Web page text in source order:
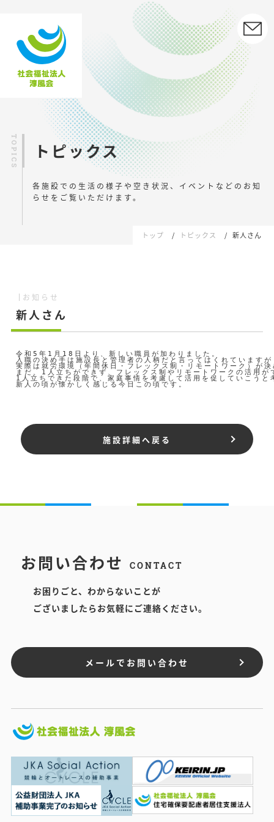
トピックス
各施設での生活の様子や空き状況、イベントなどの お知
らせをご覧いただけます。
トップ トピックス 新人さん
お知らせ
新人さん
令和5年1月18日より、新しい職員が加わりました。
入職の決め手は施設長と管理者の人柄だと言ってはくれています
実際は就労環境（年間休日・フレックス制・リモートワーク）が
まだ、1人立ちができず、フレックス制やリモートワークの活用が
1人立ちできた段階で、家庭事情を考慮して活用を促していこうと
新人の頃が懐かしく感じる今日この頃です。
施設詳細へ戻る
お問い合わせ CONTACT
お困りごと、わからないことが
ございましたらお気軽にご連絡ください。
メールでお問い合わせ